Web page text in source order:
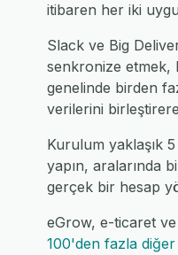
itibaren her iki
Slack ve Big
senkronize etmek,
genelinde birden
verilerini
Kurulum yaklaşık
yapın, aralarında
gerçek bir hesap
eGrow, e-ticaret
100'den fazla